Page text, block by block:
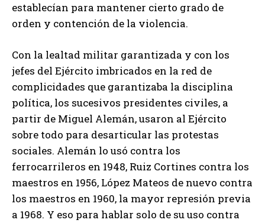
establecían para mantener cierto grado de
orden y contención de la violencia.
Con la lealtad militar garantizada y con los
jefes del Ejército imbricados en la red de
complicidades que garantizaba la disciplina
política, los sucesivos presidentes civiles, a
partir de Miguel Alemán, usaron al Ejército
sobre todo para desarticular las protestas
sociales. Alemán lo usó contra los
ferrocarrileros en 1948, Ruiz Cortines contra los
maestros en 1956, López Mateos de nuevo contra
los maestros en 1960, la mayor represión previa
a 1968. Y eso para hablar solo de su uso contra